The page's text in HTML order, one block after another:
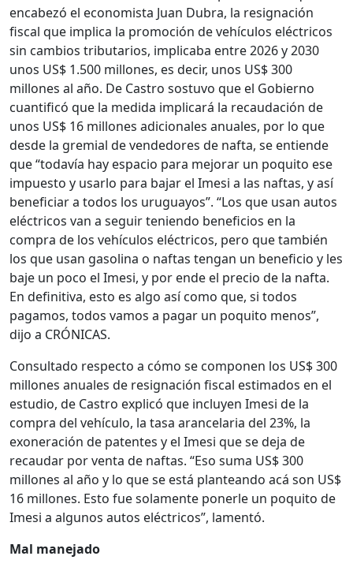
encabezó el economista Juan Dubra, la resignación
fiscal que implica la promoción de vehículos eléctricos
sin cambios tributarios, implicaba entre 2026 y 2030
unos US$ 1.500 millones, es decir, unos US$ 300
millones al año. De Castro sostuvo que el Gobierno
cuantificó que la medida implicará la recaudación de
unos US$ 16 millones adicionales anuales, por lo que
desde la gremial de vendedores de nafta, se entiende
que “todavía hay espacio para mejorar un poquito ese
impuesto y usarlo para bajar el Imesi a las naftas, y así
beneficiar a todos los uruguayos”. “Los que usan autos
eléctricos van a seguir teniendo beneficios en la
compra de los vehículos eléctricos, pero que también
los que usan gasolina o naftas tengan un beneficio y les
baje un poco el Imesi, y por ende el precio de la nafta.
En definitiva, esto es algo así como que, si todos
pagamos, todos vamos a pagar un poquito menos”,
dijo a CRÓNICAS.
Consultado respecto a cómo se componen los US$ 300
millones anuales de resignación fiscal estimados en el
estudio, de Castro explicó que incluyen Imesi de la
compra del vehículo, la tasa arancelaria del 23%, la
exoneración de patentes y el Imesi que se deja de
recaudar por venta de naftas. “Eso suma US$ 300
millones al año y lo que se está planteando acá son US$
16 millones. Esto fue solamente ponerle un poquito de
Imesi a algunos autos eléctricos”, lamentó.
Mal manejado